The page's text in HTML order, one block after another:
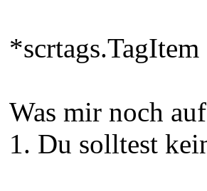
Was mir noch
1. Du solltest